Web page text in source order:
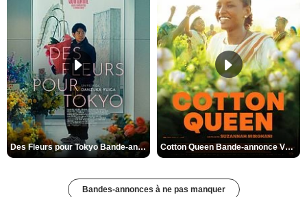
Des Fleurs pour Tokyo Bande-annonce VO STFR Cotton Queen Bande-annonce VO STFR
Bandes-annonces à ne pas manquer